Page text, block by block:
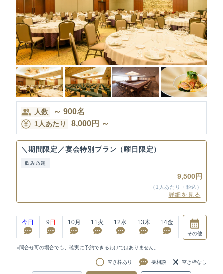
人数 ～ 900名
1人あたり 8,000円 ～
＼期間限定／宴会特別プラン（曜日限定）
飲み放題
9,500円
（1人あたり・税込）
詳細を見る
今日 9 日 10月 11火 12水 13木 14金
その他
※問合せ可の場合でも、確実に予約できるわけではありません。
空き枠あり 要相談 空き枠なし